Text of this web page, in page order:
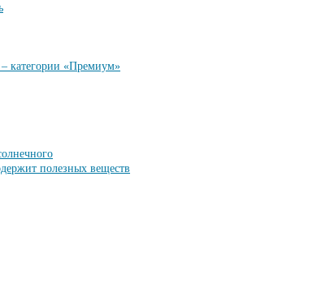
категории «Премиум»
полезных веществ